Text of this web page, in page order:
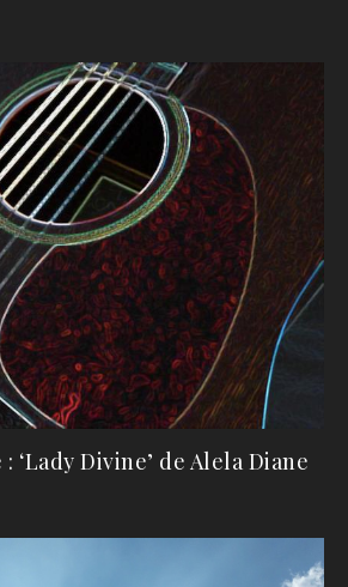
‘Lady Divine’ de Alela Diane